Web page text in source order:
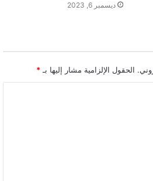
ديسمبر 6, 2023
الحقول الإلزامية مشار إليها بـ *